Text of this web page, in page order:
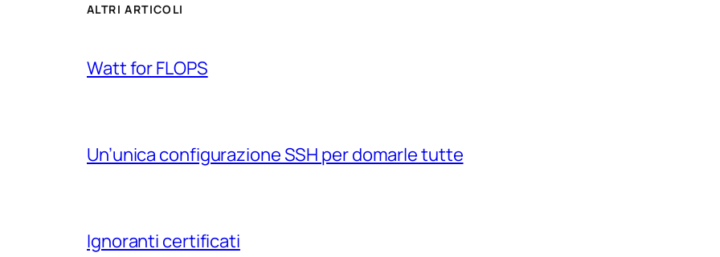
ALTRI ARTICOLI
Watt for FLOPS
Un’unica configurazione SSH per domarle tutte
Ignoranti certificati